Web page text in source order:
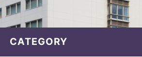
CATEGORY